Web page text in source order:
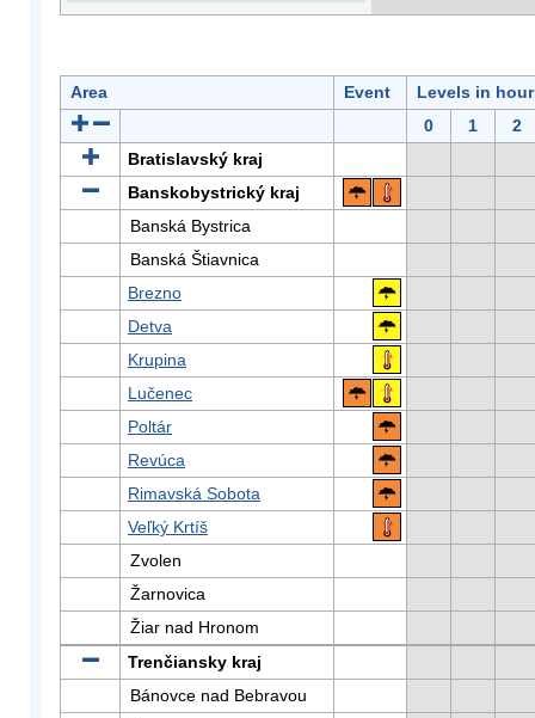
Area Event
Levels in
0
1
2
Bratislavský kraj
Banskobystrický kraj
Banská Bystrica
Banská Štiavnica
Brezno
Detva
Krupina
Lučenec
Poltár
Revúca
Rimavská Sobota
Veľký Krtíš
Zvolen
Žarnovica
Žiar nad Hronom
Trenčiansky kraj
Bánovce nad Bebravou